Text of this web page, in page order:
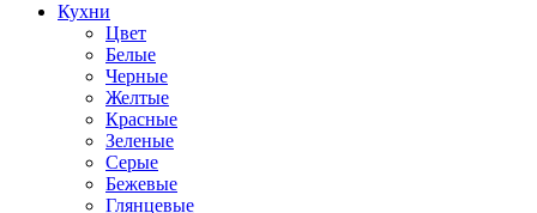
Кухни
Цвет
Белые
Черные
Желтые
Красные
Зеленые
Серые
Бежевые
Глянцевые